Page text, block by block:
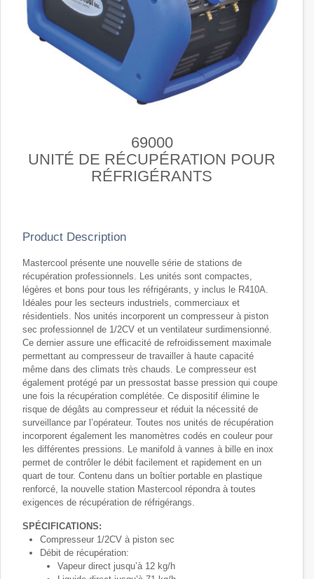
69000
UNITÉ DE RÉCUPÉRATION POUR
RÉFRIGÉRANTS
Product Description
Mastercool présente une nouvelle série de stations de
récupération professionnels. Les unités sont compactes,
légères et bons pour tous les réfrigérants, y inclus le R410A.
Idéales pour les secteurs industriels, commerciaux et
résidentiels. Nos unités incorporent un compresseur à piston
sec professionnel de 1/2CV et un ventilateur surdimensionné.
Ce dernier assure une efficacité de refroidissement maximale
permettant au compresseur de travailler à haute capacité
même dans des climats très chauds. Le compresseur est
également protégé par un pressostat basse pression qui coupe
une fois la récupération complétée. Ce dispositif élimine le
risque de dégâts au compresseur et réduit la nécessité de
surveillance par l’opérateur. Toutes nos unités de récupération
incorporent également les manomètres codés en couleur pour
les différentes pressions. Le manifold à vannes à bille en inox
permet de contrôler le débit facilement et rapidement en un
quart de tour. Contenu dans un boîtier portable en plastique
renforcé, la nouvelle station Mastercool répondra à toutes
exigences de récupération de réfrigérangs.
SPÉCIFICATIONS:
Compresseur 1/2CV à piston sec
Débit de récupération:
Vapeur direct jusqu’à 12 kg/h